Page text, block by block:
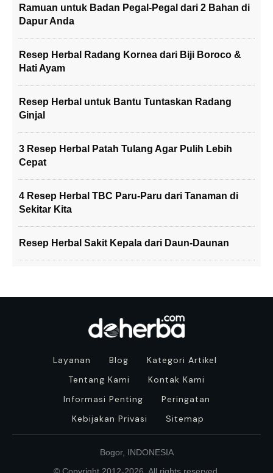
Ramuan untuk Badan Pegal-Pegal dari 2 Bahan di
Dapur Anda
Resep Herbal Radang Kornea dari Biji Boroco &
Hati Ayam
Resep Herbal untuk Bantu Tuntaskan Radang
Ginjal
3 Resep Herbal Patah Tulang Agar Pulih Lebih
Cepat
4 Resep Herbal TBC Paru-Paru dari Tanaman di
Sekitar Kita
Resep Herbal Sakit Kepala dari Daun-Daunan
Layanan Blog
Kategori Artikel
Tentang Kami
Kontak Kami
Informasi Penting
Peringatan
Kebijakan Privasi
Sitemap
Bogor, INDONESIA